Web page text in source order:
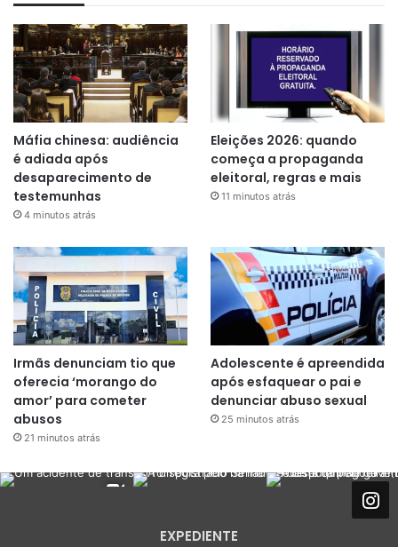
Máfia chinesa: audiência
é adiada após
desaparecimento de
testemunhas
4 minutos atrás
Eleições 2026: quando
começa a propaganda
eleitoral, regras e mais
11 minutos atrás
Irmãs denunciam tio que
oferecia ‘morango do
amor’ para cometer
abusos
21 minutos atrás
Adolescente é apreendida
após esfaquear o pai e
denunciar abuso sexual
25 minutos atrás
EXPEDIENTE